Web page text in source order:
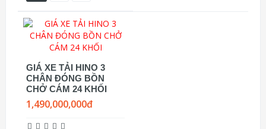
GIÁ XE TẢI HINO 3
CHÂN ĐÓNG BỒN
CHỞ CÁM 24 KHỐI
1,490,000,000đ